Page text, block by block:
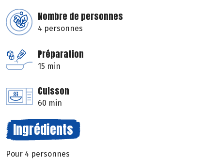
Nombre de personnes
4 personnes
Préparation
15 min
Cuisson
60 min
Ingrédients
Pour 4 personnes